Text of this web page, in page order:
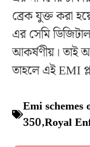
ব্রেক যুক্ত করা
এর সেমি ডিজিটাল
আকর্ষণীয়। তাই
তাহলে এই EMI
Emi
350,Royal